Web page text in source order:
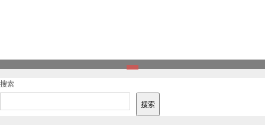
搜索
搜索